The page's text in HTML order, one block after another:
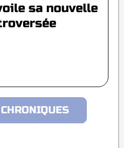
sa nouvelle